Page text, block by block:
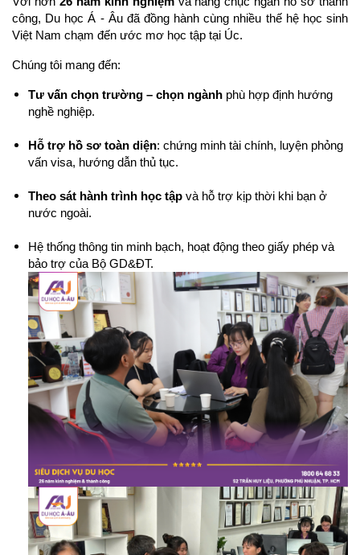
công, Du học Á - Âu đã đồng hành cùng nhiều thế hệ học sinh
Việt Nam chạm đến ước mơ học tập tại Úc.
Chúng tôi mang đến:
Tư vấn chọn trường – chọn ngành phù hợp định hướng
nghề nghiệp.
Hỗ trợ hồ sơ toàn diện: chứng minh tài chính, luyện phỏng
vấn visa, hướng dẫn thủ tục.
Theo sát hành trình học tập và hỗ trợ kịp thời khi bạn ở
nước ngoài.
Hệ thống thông tin minh bạch, hoạt động theo giấy phép và
bảo trợ của Bộ GD&ĐT.